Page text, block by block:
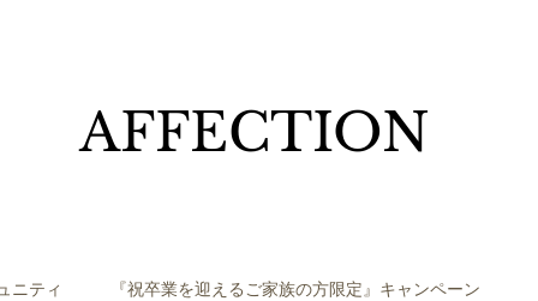
​AFFECTION
ニティ 『祝卒業を迎えるご家族の方限定』キャンペーン